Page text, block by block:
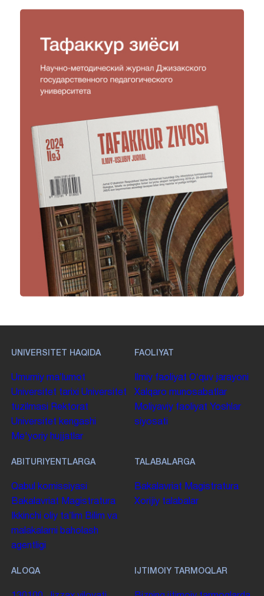
UNIVERSITET HAQIDA
Umumiy maʼlumot
Universitet tarixi Universitet
tuzilmasi
Rektorat
Universitet kengashi
Me'yoriy hujjatlar
FAOLIYAT
Ilmiy faoliyat Oʻquv jarayoni
Xalqaro munosabatlar
Moliyaviy faoliyat Yoshlar
siyosati
ABITURIYENTLARGA
Qabul komissiyasi
Bakalavriat Magistratura
Ikkinchi oliy taʼlim Bilim va
malakalarni baholash
agentligi
TALABALARGA
Bakalavriat Magistratura
Xorijiy talabalar
ALOQA IJTIMOIY TARMOQLAR